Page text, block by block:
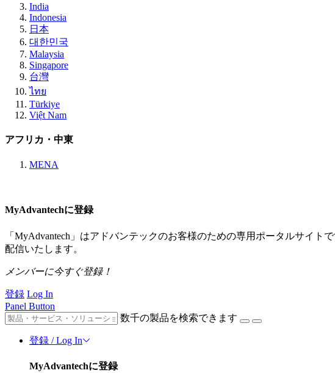
India
Indonesia
日本
대한민국
Malaysia
Singapore
台灣
ไทย
Türkiye
Việt Nam
アフリカ・中東
MENA
MyAdvantechに登録
「MyAdvantech」はアドバンテックのお客様のための専用ポータルサイ
配信いたします。
メンバーに今すぐ登録！
登録 Log In
Panel Button
数千の製品を検索できます
登録 / Log In
MyAdvantechに登録